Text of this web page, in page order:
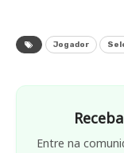
Jogador
Entre na